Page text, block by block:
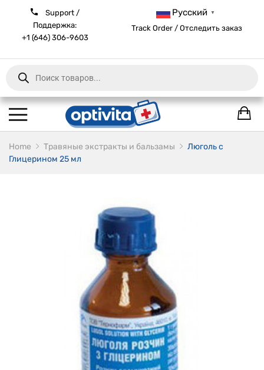
Support /
Поддержка:
+1 (646) 306-9603
Русский ▼
Track Order / Отследить заказ
Products
search
Home Травяные экстракты и бальзамы
Люголь с
Глицерином 25 мл